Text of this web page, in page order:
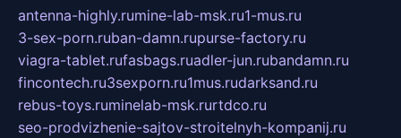
antenna-highly.rumine-lab-msk.ru1-mus.ru
3-sex-porn.ruban-damn.rupurse-factory.ru
viagra-tablet.rufasbags.ruadler-jun.rubandamn.ru
fincontech.ru3sexporn.ru1mus.rudarksand.ru
rebus-toys.ruminelab-msk.rurtdco.ru
seo-prodvizhenie-sajtov-stroitelnyh-kompanij.ru